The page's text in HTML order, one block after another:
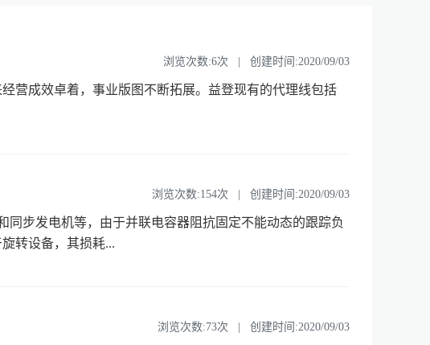
浏览次数:6次 | 创建时间:2020/09/03
营成效卓着，事业版图不断拓展。益登现有的代理线包括
浏览次数:154次 | 创建时间:2020/09/03
步发电机等，由于并联电容器阻抗固定不能动态的跟踪负
转设备，其损耗...
浏览次数:73次 | 创建时间:2020/09/03